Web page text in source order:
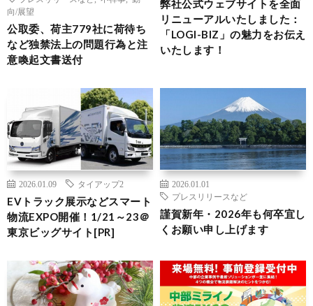
向/展望
公取委、荷主779社に荷待ち
など独禁法上の問題行為と注
意喚起文書送付
弊社公式ウェブサイトを全面
リニューアルいたしました：
「LOGI-BIZ」の魅力をお伝え
いたします！
2026.01.09 タイアップ2
EVトラック展示などスマート
物流EXPO開催！1/21～23＠
東京ビッグサイト[PR]
2026.01.01
プレスリリースなど
謹賀新年・2026年も何卒宜し
くお願い申し上げます